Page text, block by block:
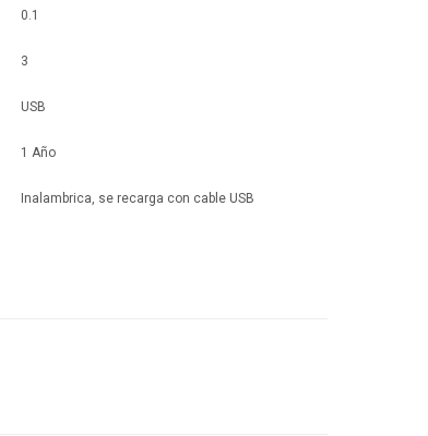
0.1
3
USB
1 Año
Inalambrica, se recarga con cable USB